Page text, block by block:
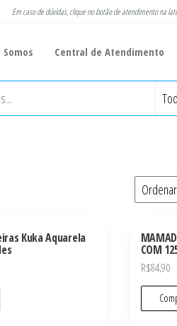
Em caso de dúvidas, clique no botão de atendimento na
Somos Central de Atendimento
Kuka Aquarela
COM
R$84,90